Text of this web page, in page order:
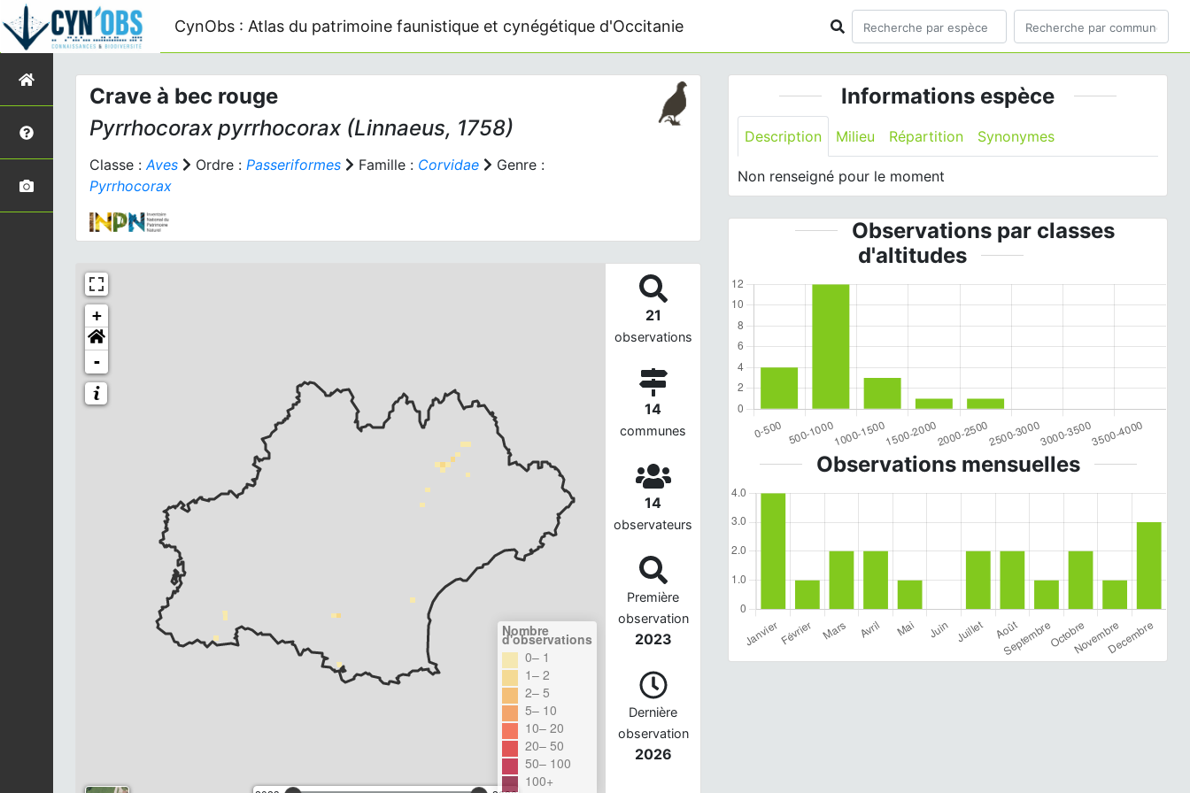
CynObs : Atlas du patrimoine faunistique et cynégétique d'Occitanie
Crave à bec rouge
Pyrrhocorax pyrrhocorax (Linnaeus, 1758)
Classe :Aves Ordre : Passeriformes Famille : Corvidae
Genre :
Pyrrhocorax
+
-
Nombre
d'observations
0– 1
1– 2
2– 5
5– 10
10– 20
20– 50
50– 100
100+
21
observations
14
communes
14
observateurs
Première
observation
2023
Dernière
observation
2026
Informations espèce
Description Milieu Répartition Synonymes
Non renseigné pour le moment
Observations par classes
d'altitudes
Observations mensuelles